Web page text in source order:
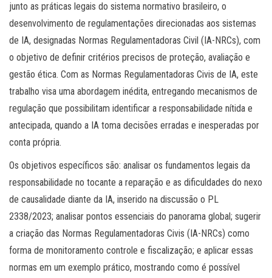
junto as práticas legais do sistema normativo brasileiro, o
desenvolvimento de regulamentações direcionadas aos sistemas
de IA, designadas Normas Regulamentadoras Civil (IA-NRCs), com
o objetivo de definir critérios precisos de proteção, avaliação e
gestão ética. Com as Normas Regulamentadoras Civis de IA, este
trabalho visa uma abordagem inédita, entregando mecanismos de
regulação que possibilitam identificar a responsabilidade nítida e
antecipada, quando a IA toma decisões erradas e inesperadas por
conta própria.
Os objetivos específicos são: analisar os fundamentos legais da
responsabilidade no tocante a reparação e as dificuldades do nexo
de causalidade diante da IA, inserido na discussão o PL
2338/2023; analisar pontos essenciais do panorama global; sugerir
a criação das Normas Regulamentadoras Civis (IA-NRCs) como
forma de monitoramento controle e fiscalização; e aplicar essas
normas em um exemplo prático, mostrando como é possível